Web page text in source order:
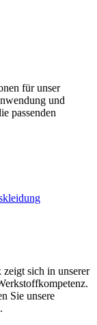
für unser
und
passenden
sich in unserer
Sie unsere